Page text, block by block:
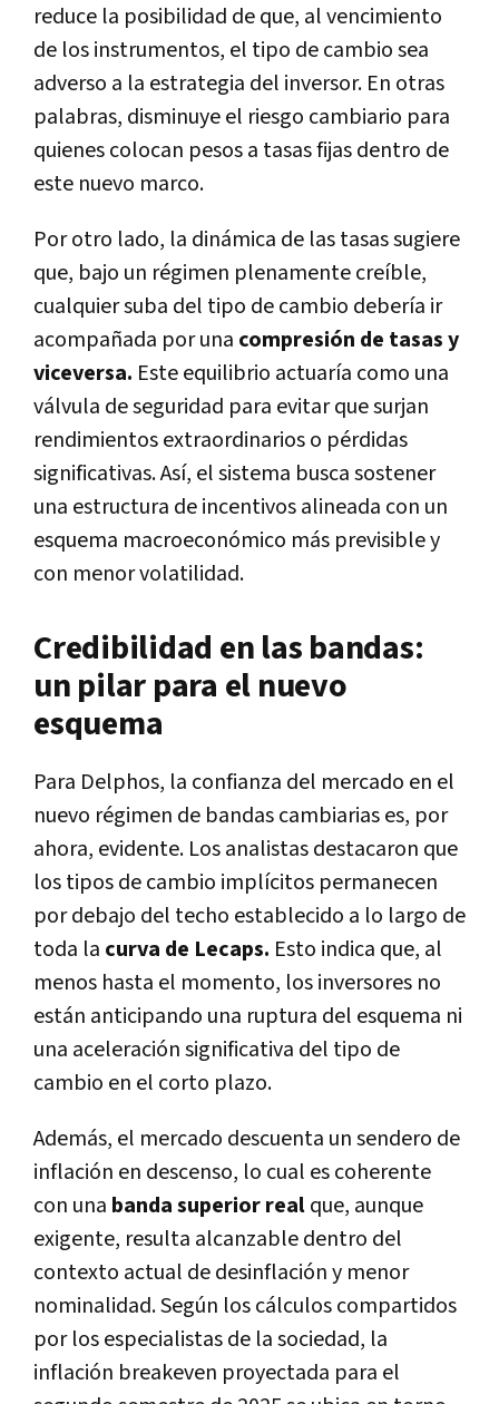
reduce la posibilidad de que, al vencimiento
de los instrumentos, el tipo de cambio sea
adverso a la estrategia del inversor. En otras
palabras, disminuye el riesgo cambiario para
quienes colocan pesos a tasas fijas dentro de
este nuevo marco.
Por otro lado, la dinámica de las tasas sugiere
que, bajo un régimen plenamente creíble,
cualquier suba del tipo de cambio debería ir
acompañada por una compresión de tasas y
viceversa. Este equilibrio actuaría como una
válvula de seguridad para evitar que surjan
rendimientos extraordinarios o pérdidas
significativas. Así, el sistema busca sostener
una estructura de incentivos alineada con un
esquema macroeconómico más previsible y
con menor volatilidad.
Credibilidad en las bandas:
un pilar para el nuevo
esquema
Para Delphos, la confianza del mercado en el
nuevo régimen de bandas cambiarias es, por
ahora, evidente. Los analistas destacaron que
los tipos de cambio implícitos permanecen
por debajo del techo establecido a lo largo de
toda la curva de Lecaps. Esto indica que, al
menos hasta el momento, los inversores no
están anticipando una ruptura del esquema ni
una aceleración significativa del tipo de
cambio en el corto plazo.
Además, el mercado descuenta un sendero de
inflación en descenso, lo cual es coherente
con una banda superior realque, aunque
exigente, resulta alcanzable dentro del
contexto actual de desinflación y menor
nominalidad. Según los cálculos compartidos
por los especialistas de la sociedad, la
inflación breakeven proyectada para el